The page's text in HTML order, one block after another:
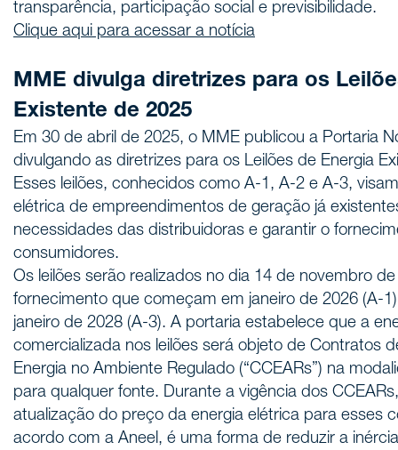
transparência, participação social e previsibilidade.
Clique aqui para acessar a notícia
MME divulga diretrizes para os
Existente de 2025
Em 30 de abril de 2025, o MME publicou a Portaria
divulgando as diretrizes para os Leilões de Energia
Esses leilões, conhecidos como A-1, A-2 e A-3,
elétrica de empreendimentos de geração já
necessidades das distribuidoras e garantir o
consumidores.
Os leilões serão realizados no dia 14 de novembro
fornecimento que começam em janeiro de 2026 (A-
janeiro de 2028 (A-3). A portaria estabelece que a
comercializada nos leilões será objeto de Contratos
Energia no Ambiente Regulado (“CCEARs”) na
para qualquer fonte. Durante a vigência dos
atualização do preço da energia elétrica para esses
acordo com a Aneel, é uma forma de reduzir a